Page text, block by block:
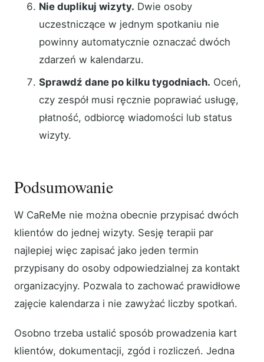
Nie duplikuj wizyty. Dwie osoby
uczestniczące w jednym spotkaniu nie
powinny automatycznie oznaczać dwóch
zdarzeń w kalendarzu.
Sprawdź dane po kilku tygodniach. Oceń,
czy zespół musi ręcznie poprawiać usługę,
płatność, odbiorcę wiadomości lub status
wizyty.
Podsumowanie
W CaReMe nie można obecnie przypisać dwóch
klientów do jednej wizyty. Sesję terapii par
najlepiej więc zapisać jako jeden termin
przypisany do osoby odpowiedzialnej za kontakt
organizacyjny. Pozwala to zachować prawidłowe
zajęcie kalendarza i nie zawyżać liczby spotkań.
Osobno trzeba ustalić sposób prowadzenia kart
klientów, dokumentacji, zgód i rozliczeń. Jedna